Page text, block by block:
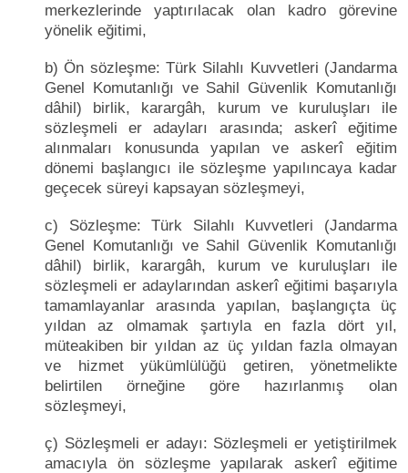
merkezlerinde yaptırılacak olan kadro görevine
yönelik eğitimi,
b) Ön sözleşme: Türk Silahlı Kuvvetleri (Jandarma
Genel Komutanlığı ve Sahil Güvenlik Komutanlığı
dâhil) birlik, karargâh, kurum ve kuruluşları ile
sözleşmeli er adayları arasında; askerî eğitime
alınmaları konusunda yapılan ve askerî eğitim
dönemi başlangıcı ile sözleşme yapılıncaya kadar
geçecek süreyi kapsayan sözleşmeyi,
c) Sözleşme: Türk Silahlı Kuvvetleri (Jandarma
Genel Komutanlığı ve Sahil Güvenlik Komutanlığı
dâhil) birlik, karargâh, kurum ve kuruluşları ile
sözleşmeli er adaylarından askerî eğitimi başarıyla
tamamlayanlar arasında yapılan, başlangıçta üç
yıldan az olmamak şartıyla en fazla dört yıl,
müteakiben bir yıldan az üç yıldan fazla olmayan
ve hizmet yükümlülüğü getiren, yönetmelikte
belirtilen örneğine göre hazırlanmış olan
sözleşmeyi,
ç) Sözleşmeli er adayı: Sözleşmeli er yetiştirilmek
amacıyla ön sözleşme yapılarak askerî eğitime